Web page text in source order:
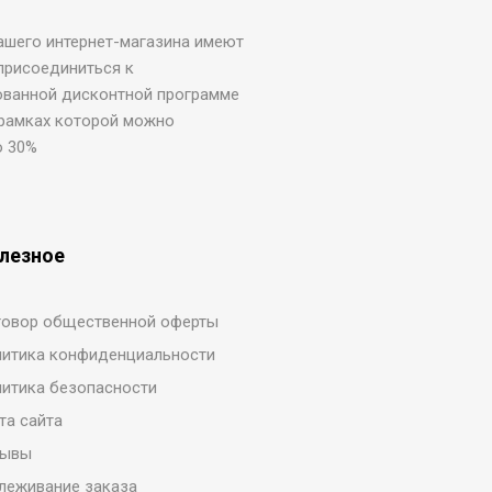
интернет-магазина имеют
к
дисконтной программе
которой можно
30%
общественной оферты
конфиденциальности
безопасности
сайта
заказа